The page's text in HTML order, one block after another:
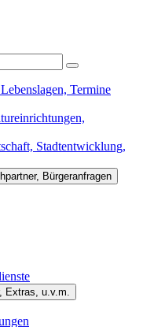
Termine
Stadtentwicklung,
Bürgeranfragen
Extras, u.v.m.